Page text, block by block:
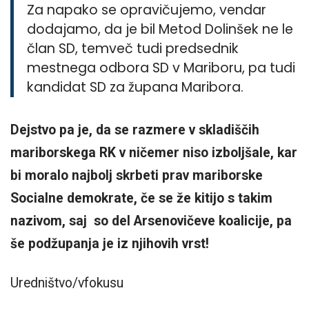
Za napako se opravičujemo, vendar
dodajamo, da je bil Metod Dolinšek ne le
član SD, temveč tudi predsednik
mestnega odbora SD v Mariboru, pa tudi
kandidat SD za župana Maribora.
Dejstvo pa je, da se razmere v skladiščih
mariborskega RK v ničemer niso izboljšale, kar
bi moralo najbolj skrbeti prav mariborske
Socialne demokrate, če se že kitijo s takim
nazivom, saj so del Arsenovičeve koalicije, pa
še podžupanja je iz njihovih vrst!
Uredništvo/vfokusu